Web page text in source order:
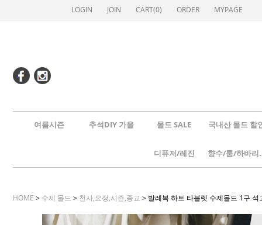
LOGIN JOIN CART(0) ORDER MYPAGE
여름시즌 추석DIY 가을 몰드 SALE 국내산 몰드 할
디퓨저/레진 향
HOME > 수제 몰드 > 천사,요정,시즌,종교 > 발레복 하트 타블렛 수제몰드 1구